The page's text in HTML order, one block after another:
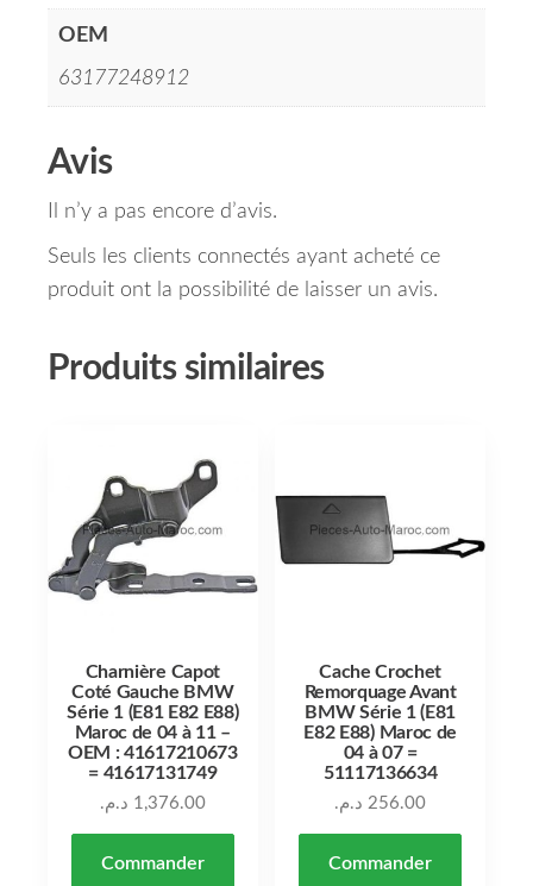
OEM
63177248912
Avis
Il n’y a pas encore d’avis.
Seuls les clients connectés ayant acheté ce
produit ont la possibilité de laisser un avis.
Produits similaires
Charnière Capot
Coté Gauche BMW
Série 1 (E81 E82 E88)
Maroc de 04 à 11 –
OEM : 41617210673
= 41617131749
1,376.00 د.م.
Commander
Cache Crochet
Remorquage Avant
BMW Série 1 (E81
E82 E88) Maroc de
04 à 07 =
51117136634
256.00 د.م.
Commander